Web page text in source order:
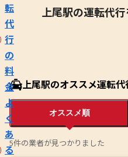
転
代
行
の
料
金
よ
く
あ
る
上尾駅の運転代
上尾駅のオススメ運転
オススメ順
5件の業者が見つかりました